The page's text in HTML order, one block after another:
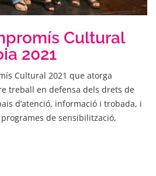
Cultural
2021
Cultural 2021 que atorga
treball en defensa dels drets de
d’atenció, informació i trobada, i
de sensibilització,